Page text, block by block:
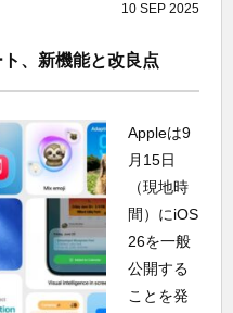
10 SEP 2025
、新機能と改良点
Appleは9
月15日
（現地時
間）にiOS
26を一般
公開する
ことを発